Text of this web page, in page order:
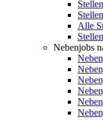
Alle
Nebenjobs